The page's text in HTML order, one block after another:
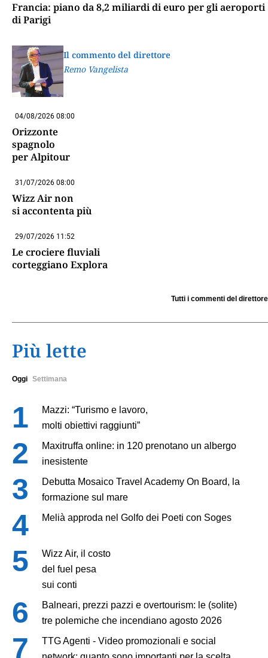
Francia: piano da 8,2 miliardi di euro per gli aeroporti
di Parigi
Il commento del direttore
Remo Vangelista
04/08/2026 08:00
Orizzonte
spagnolo
per Alpitour
31/07/2026 08:00
Wizz Air non
si accontenta più
29/07/2026 11:52
Le crociere fluviali
corteggiano Explora
Tutti i commenti del direttore
Più lette
Oggi Settimana
Mazzi: “Turismo e lavoro,
molti obiettivi raggiunti”
Maxitruffa online: in 120 prenotano un albergo
inesistente
Debutta Mosaico Travel Academy On Board, la
formazione sul mare
Melià approda nel Golfo dei Poeti con Soges
Wizz Air, il costo
del fuel pesa
sui conti
Balneari, prezzi pazzi e overtourism: le (solite)
tre polemiche che incendiano agosto 2026
TTG Agenti - Video promozionali e social